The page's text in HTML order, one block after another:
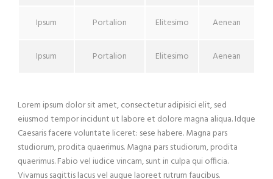
Ipsum Portalion Elitesimo Aenean
Ipsum Portalion Elitesimo Aenean
Lorem ipsum dolor sit amet, consectetur adipisici elit, sed
eiusmod tempor incidunt ut labore et dolore magna aliqua. Idque
Caesaris facere voluntate liceret: sese habere. Magna pars
studiorum, prodita quaerimus. Magna pars studiorum, prodita
quaerimus. Fabio vel iudice vincam, sunt in culpa qui officia.
Vivamus sagittis lacus vel augue laoreet rutrum faucibus.